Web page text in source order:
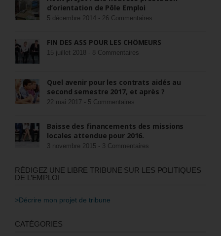
d’orientation de Pôle Emploi
5 décembre 2014 - 26 Commentaires
FIN DES ASS POUR LES CHÔMEURS
15 juillet 2018 - 8 Commentaires
Quel avenir pour les contrats aidés au
second semestre 2017, et après ?
22 mai 2017 - 5 Commentaires
Baisse des financements des missions
locales attendue pour 2016.
3 novembre 2015 - 3 Commentaires
RÉDIGEZ UNE LIBRE TRIBUNE SUR LES POLITIQUES
DE L’EMPLOI
>Décrire mon projet de tribune
CATÉGORIES